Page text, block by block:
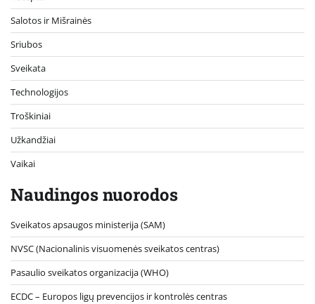
Salotos ir Mišrainės
Sriubos
Sveikata
Technologijos
Troškiniai
Užkandžiai
Vaikai
Naudingos nuorodos
Sveikatos apsaugos ministerija (SAM)
NVSC (Nacionalinis visuomenės sveikatos centras)
Pasaulio sveikatos organizacija (WHO)
ECDC – Europos ligų prevencijos ir kontrolės centras